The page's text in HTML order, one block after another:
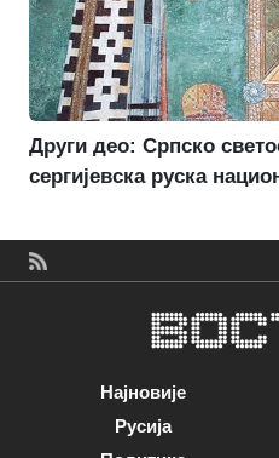
Други део: Српско
сергијевска руска
Најновије
Русија